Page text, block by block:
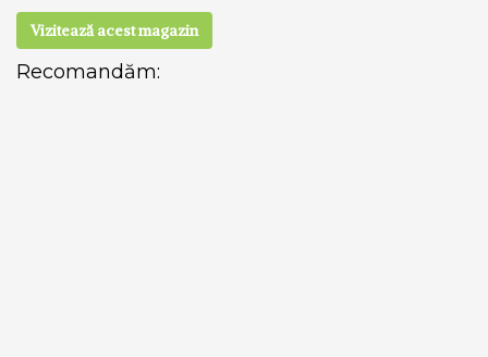
Vizitează acest magazin
Recomandăm: